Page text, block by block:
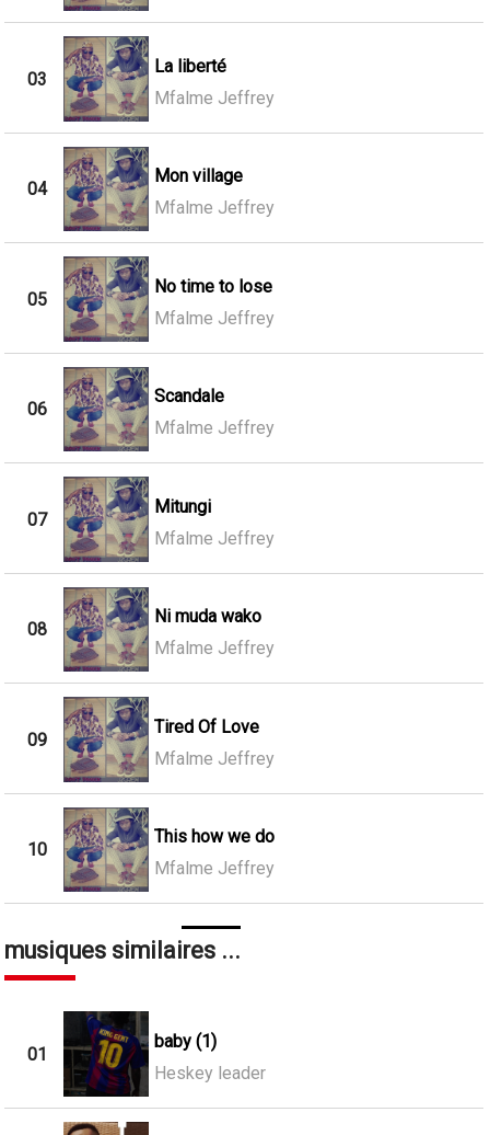
03
La liberté
Mfalme Jeffrey
04
Mon village
Mfalme Jeffrey
05
No time to lose
Mfalme Jeffrey
06
Scandale
Mfalme Jeffrey
07
Mitungi
Mfalme Jeffrey
08
Ni muda wako
Mfalme Jeffrey
09
Tired Of Love
Mfalme Jeffrey
10
This how we do
Mfalme Jeffrey
musiques similaires ...
01
baby (1)
Heskey leader